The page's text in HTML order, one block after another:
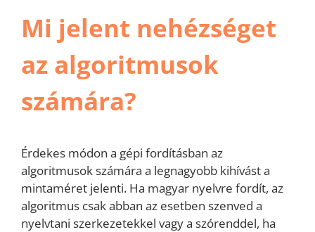
Mi jelent nehézséget
az algoritmusok
számára?
Érdekes módon a gépi fordításban az
algoritmusok számára a legnagyobb kihívást a
mintaméret jelenti. Ha magyar nyelvre fordít, az
algoritmus csak abban az esetben szenved a
nyelvtani szerkezetekkel vagy a szórenddel, ha